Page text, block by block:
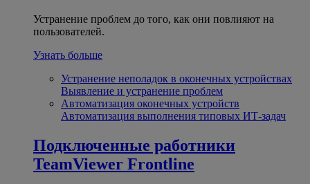
Устранение проблем до того, как они повлияют на
пользователей.
Узнать больше
Устранение неполадок в оконечных устройствах
Выявление и устранение проблем
Автоматизация оконечных устройств
Автоматизация выполнения типовых ИТ-задач
Подключенные работники
TeamViewer Frontline